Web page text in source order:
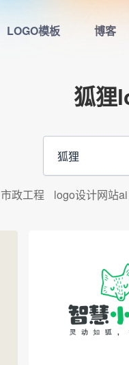
LOGO模板 博客
狐狸
市政工程 logo设计网站ai